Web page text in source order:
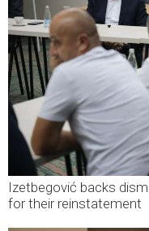
Izetbegović backs
for their reinstatement